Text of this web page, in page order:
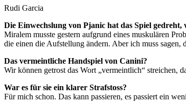
Rudi Garcia
Die Einwechslung von Pjanic hat das Spiel
Miralem musste gestern aufgrund eines muskulären
die einen die Aufstellung ändern. Aber ich muss sagen,
Das vermeintliche Handspiel von Canini?
Wir können getrost das Wort „vermeintlich“ streichen,
War es für sie ein klarer Strafstoss?
Für mich schon. Das kann passieren, es passiert ein